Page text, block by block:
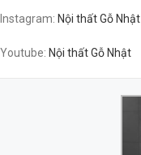
Instagram: Nội thất Gỗ Nhật
Youtube: Nội thất Gỗ Nhật